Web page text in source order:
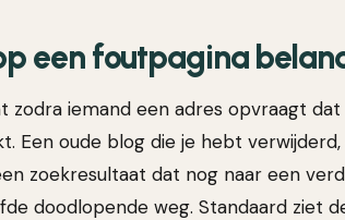
een foutpagina
zodra iemand een adres opvraagt
Een oude blog die je hebt
zoekresultaat dat nog naar een
doodlopende weg. Standaard ziet